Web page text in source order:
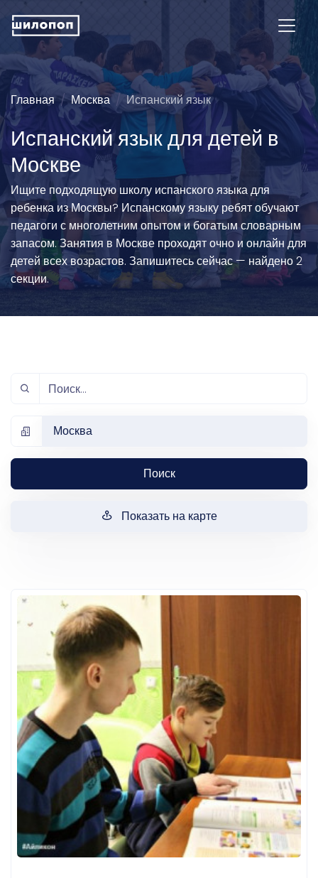
Главная Москва Испанский язык
Испанский язык для детей в
Москве
Ищите подходящую школу испанского языка для
ребенка из Москвы? Испанскому языку ребят обучают
педагоги с многолетним опытом и богатым словарным
запасом. Занятия в Москве проходят очно и онлайн для
детей всех возрастов. Запишитесь сейчас — найдено 2
секции.
Москва
Поиск
Показать на карте